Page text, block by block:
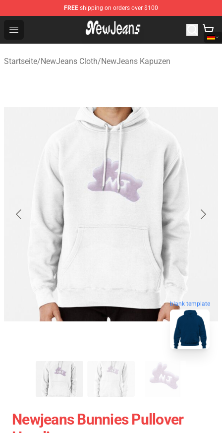
FREE shipping on orders over $100
Open menu
NewJeans Store - Official NewJeans Merchandise Shop
Startseite/NewJeans Cloth/NewJeans Kapuzen
blank template
Newjeans Bunnies Pullover